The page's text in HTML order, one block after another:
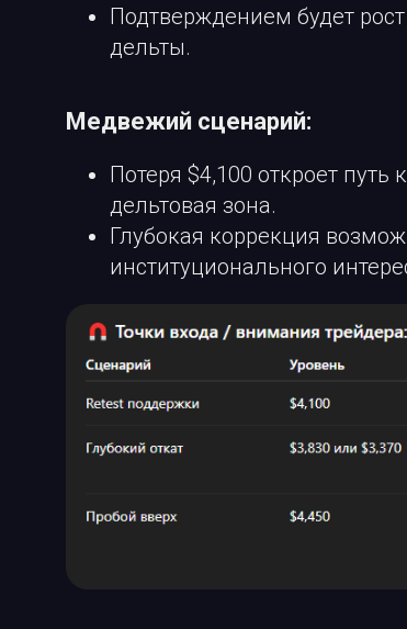
Подтверждением будет
дельты.
Медвежий сценарий:
Потеря $4,100 откроет путь к
дельтовая зона.
Глубокая коррекция
институционального